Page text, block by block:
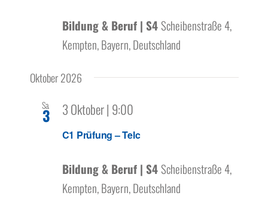
Bildung & Beruf | S4 Scheibenstraße 4,
Kempten, Bayern, Deutschland
Oktober 2026
Sa.
3
C1 Prüfung – Telc
3 Oktober | 9:00
Bildung & Beruf | S4 Scheibenstraße 4,
Kempten, Bayern, Deutschland